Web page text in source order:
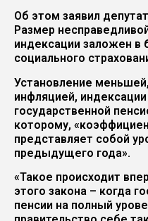
Об этом заявил
Размер
индексации заложен в
социального
Установление
инфляцией,
государственной
которому,
представляет собой
предыдущего года».
«Такое происходит
этого закона – когда
пенсии на полный